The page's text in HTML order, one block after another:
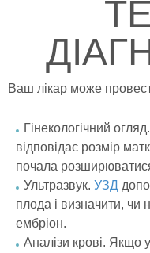
Ваш лікар може
Гінекологічний
відповідає розмір
почала
Ультразвук. УЗД
плода і визначити, чи
ембріон.
Аналізи крові. Якщо